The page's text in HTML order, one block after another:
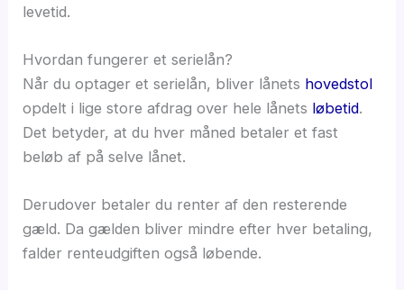
levetid.
Hvordan fungerer et serielån?
Når du optager et serielån, bliver lånets hovedstol
opdelt i lige store afdrag over hele lånets løbetid.
Det betyder, at du hver måned betaler et fast
beløb af på selve lånet.
Derudover betaler du renter af den resterende
gæld. Da gælden bliver mindre efter hver betaling,
falder renteudgiften også løbende.